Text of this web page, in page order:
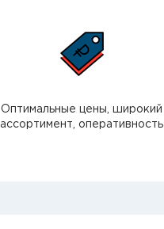
Оптимальные цены, широкий
ассортимент, оперативность